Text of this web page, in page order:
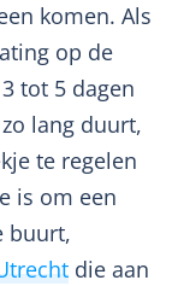
komen. Als
op de
tot 5 dagen
lang duurt,
te regelen
is om een
buurt,
die aan